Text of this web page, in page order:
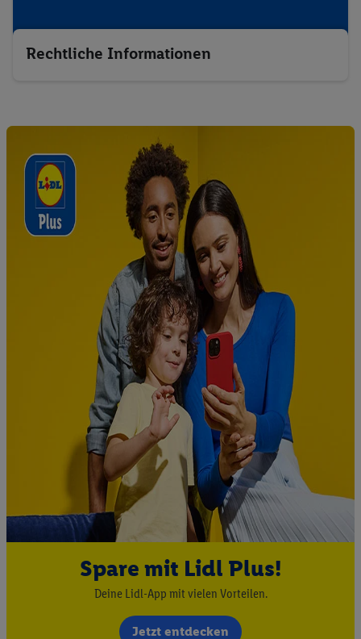
Rechtliche Informationen
Spare mit Lidl Plus!
Deine Lidl-App mit vielen Vorteilen.
Jetzt entdecken